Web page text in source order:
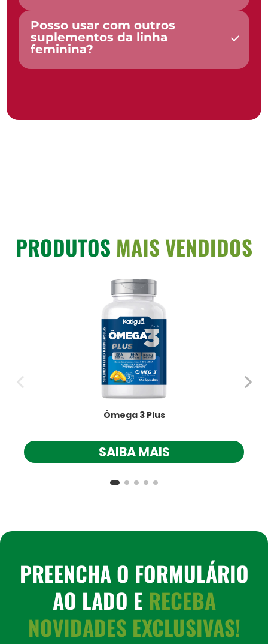
Posso usar com outros
suplementos da linha
feminina?
PRODUTOS MAIS VENDIDOS
Ômega 3 Plus
SAIBA MAIS
PREENCHA O FORMULÁRIO
AO LADO E RECEBA
NOVIDADES EXCLUSIVAS!